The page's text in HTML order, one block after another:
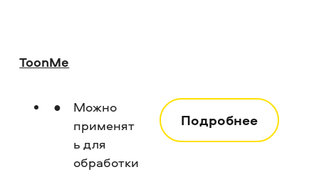
ToonMe
Можно
применят
ь для
обработки
Подробнее